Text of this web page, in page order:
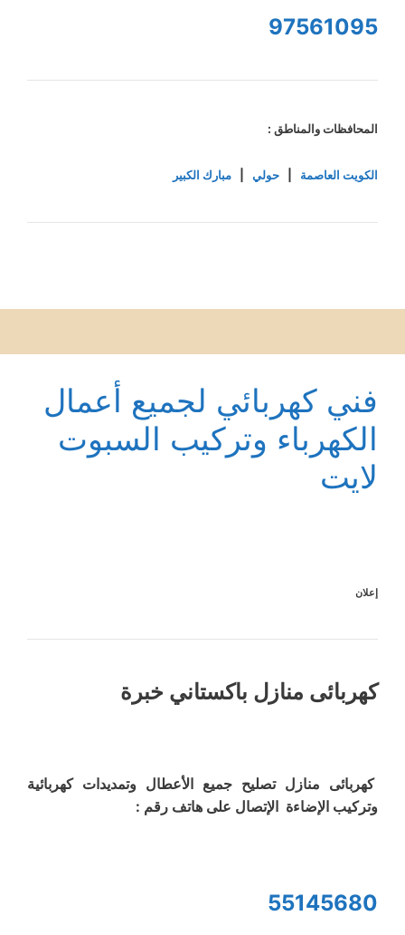
97561095
المحافظات والمناطق :
الكويت العاصمة حولي مبارك الكبير
فني كهربائي لجميع أعمال
الكهرباء وتركيب السبوت
لايت
إعلان
كهربائى منازل باكستاني خبرة
كهربائى منازل تصليح جميع الأعطال وتمديدات كهربائية
وتركيب الإضاءة الإتصال على هاتف رقم :
55145680